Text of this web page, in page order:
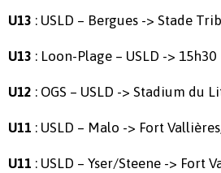
U13 : USLD – Bergues -> Stade
U13 : Loon-Plage – USLD -> 15h30
U12 : OGS – USLD -> Stadium du
U11 : USLD – Malo -> Fort
U11 : USLD – Yser/Steene -> Fort